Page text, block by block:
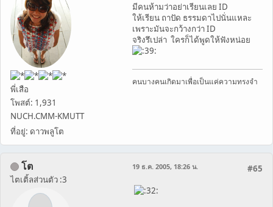
พี่เสือ
โพสต์: 1,931
NUCH.CMM-KMUTT
ที่อยู่: ดาวพลูโต
มีคนห้ามว่าอย่าเรียนเลย ID
ให้เรียน ถาปัด ธรรมดาไปนั่นแหละ
เพราะมันจะกว้างกว่า ID
จริงรึเปล่า ใครก็ได้พูดให้ฟังหน่อย
คนบางคนเกิดมาเพื่อเป็นแค่ความทรงจำ
โต
ไตเติ้ลส่วนตัว :3
#65
19 ธ.ค. 2005, 18:26 น.